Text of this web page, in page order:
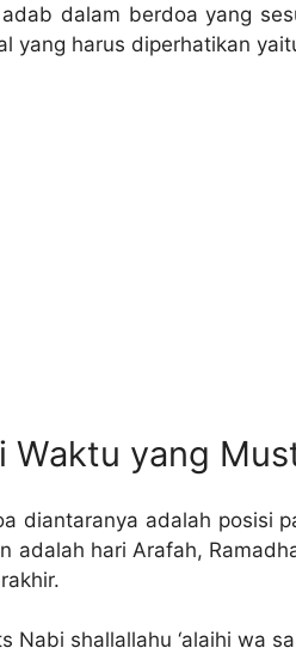
dalam berdoa yang
yang harus diperhatikan
Waktu yang
diantaranya adalah posisi
adalah hari Arafah,
Nabi shallallahu ‘alaihi wa